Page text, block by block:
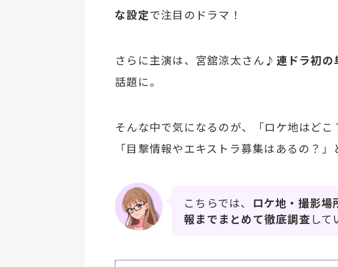
な設定で注目のドラマ！
さらに主演は、宮舘涼太さん♪ 連ドラ初の
話題に。
そんな中で気になるのが、「ロケ地はどこ
「目撃情報やエキストラ募集はあるの？」
こちらでは、 ロケ地・撮影場
報までまとめて徹底調査して